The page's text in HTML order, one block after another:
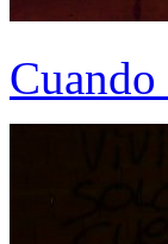
Cuando